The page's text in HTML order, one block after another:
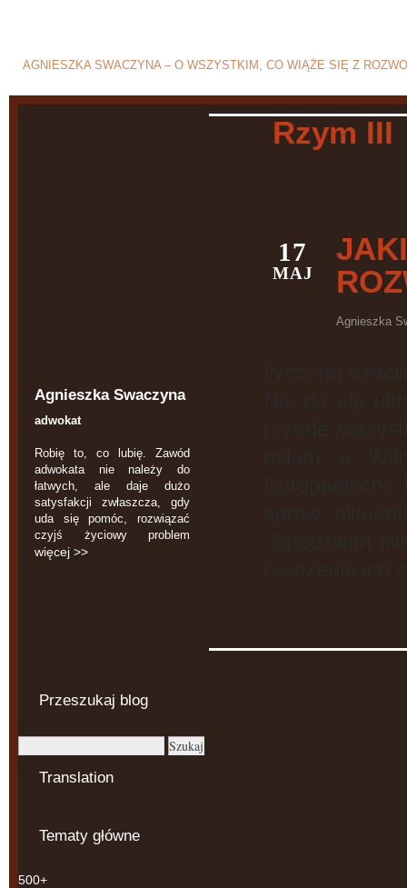
AGNIESZKA SWACZYNA – O WSZYSTKIM, CO WIĄŻE SIĘ Z
Rzym III
17
MAJ
Agnieszka
Agnieszka Swaczyna
adwokat
Robię to, co lubię. Zawód
adwokata nie należy do
łatwych, ale daje dużo
satysfakcji zwłaszcza, gdy
uda się pomóc, rozwiązać
czyjś życiowy problem
więcej >>
Przeszukaj blog
Translation
Tematy główne
500+